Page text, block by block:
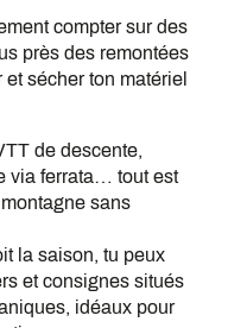
compter sur des
près des remontées
sécher ton matériel
de descente,
via ferrata… tout est
sans
la saison, tu peux
et consignes situés
idéaux pour